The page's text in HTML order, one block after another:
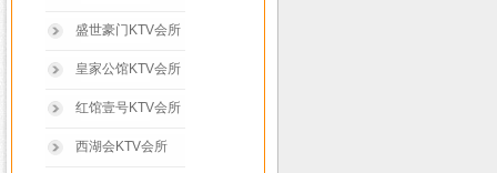
盛世豪门KTV会所
皇家公馆KTV会所
红馆壹号KTV会所
西湖会KTV会所